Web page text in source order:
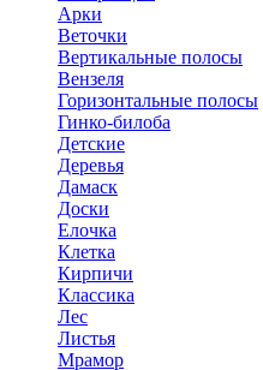
Арки
Веточки
Вертикальные полосы
Вензеля
Горизонтальные полосы
Гинко-билоба
Детские
Деревья
Дамаск
Доски
Елочка
Клетка
Кирпичи
Классика
Лес
Листья
Мрамор